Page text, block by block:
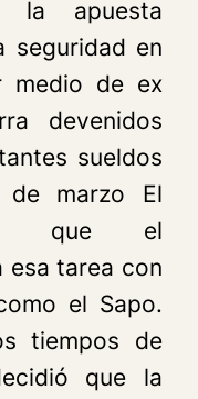
la apuesta
seguridad en
medio de ex
devenidos
sueldos
de marzo El
que el
esa tarea con
el Sapo.
tiempos de
que la